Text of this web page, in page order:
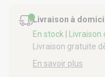
Livraison à
En stock
|
Livraison gratuite
En savoir plus